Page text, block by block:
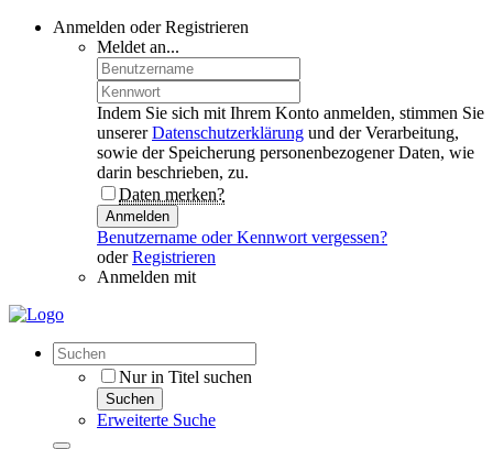
Anmelden oder Registrieren
Meldet an...
Indem Sie sich mit Ihrem Konto anmelden, stimmen Sie
unsererDatenschutzerklärung und der Verarbeitung,
sowie der Speicherung personenbezogener Daten, wie
darin beschrieben, zu.
Daten merken?
Anmelden
Benutzername oder Kennwort vergessen?
oderRegistrieren
Anmelden mit
Nur in Titel suchen
Suchen
Erweiterte Suche